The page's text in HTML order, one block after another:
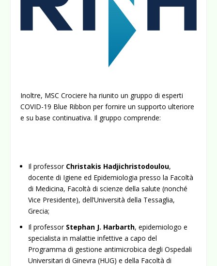
Inoltre, MSC Crociere ha riunito un gruppo di esperti
COVID-19 Blue Ribbon per fornire un supporto ulteriore
e su base continuativa. Il gruppo comprende:
Il professor Christakis Hadjichristodoulou,
docente di Igiene ed Epidemiologia presso la Facoltà
di Medicina, Facoltà di scienze della salute (nonché
Vice Presidente), dell’Università della Tessaglia,
Grecia;
Il professor Stephan J. Harbarth, epidemiologo e
specialista in malattie infettive a capo del
Programma di gestione antimicrobica degli Ospedali
Universitari di Ginevra (HUG) e della Facoltà di